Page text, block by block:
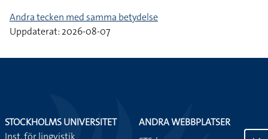
Andra tecken med samma betydelse
Uppdaterat: 2026-08-07
STOCKHOLMS UNIVERSITET
Inst. för lingvistik
ANDRA WEBBPLATSER